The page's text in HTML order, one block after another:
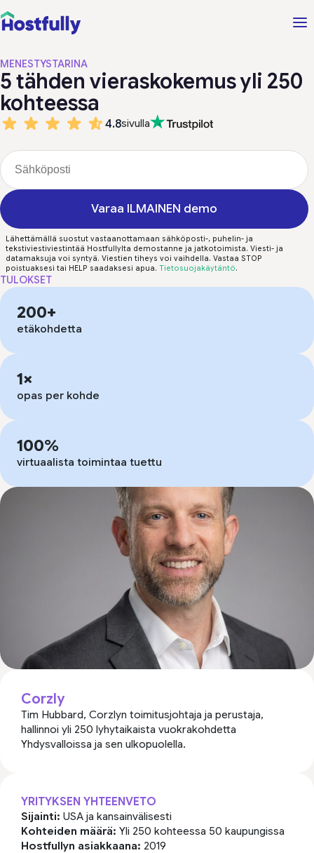
MENESTYSTARINA
5 tähden vieraskokemus yli 250
kohteessa
4.8sivulla
Varaa ILMAINEN demo
Lähettämällä suostut vastaanottamaan sähköposti-, puhelin- ja
tekstiviestiviestintää Hostfullylta demostanne ja jatkotoimista. Viesti- ja
datamaksuja voi syntyä. Viestien tiheys voi vaihdella. Vastaa STOP
poistuaksesi tai HELP saadaksesi apua. Tietosuojakäytäntö.
TULOKSET
200+
etäkohdetta
1×
opas per kohde
100%
virtuaalista toimintaa tuettu
Corzly
Tim Hubbard, Corzlyn toimitusjohtaja ja perustaja,
hallinnoi yli 250 lyhytaikaista vuokrakohdetta
Yhdysvalloissa ja sen ulkopuolella.
YRITYKSEN YHTEENVETO
Sijainti: USA ja kansainvälisesti
Kohteiden määrä: Yli 250 kohteessa 50 kaupungissa
Hostfullyn asiakkaana: 2019